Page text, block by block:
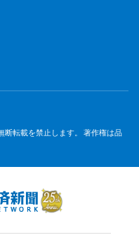
断転載を禁止します。 著作権は品